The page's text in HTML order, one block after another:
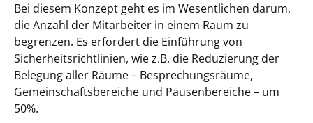
Bei diesem Konzept geht es im Wesentlichen darum,
die Anzahl der Mitarbeiter in einem Raum zu
begrenzen. Es erfordert die Einführung von
Sicherheitsrichtlinien, wie z.B. die Reduzierung der
Belegung aller Räume – Besprechungsräume,
Gemeinschaftsbereiche und Pausenbereiche – um
50%.